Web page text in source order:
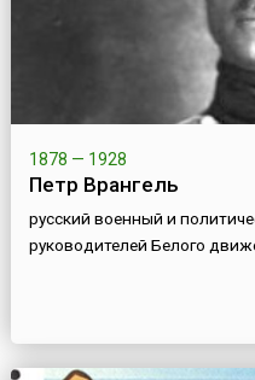
1878 — 1928
Петр Врангель
русский военный и
руководителей Белого